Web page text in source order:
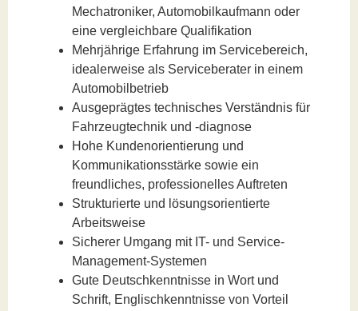
Mechatroniker, Automobilkaufmann oder
eine vergleichbare Qualifikation
Mehrjährige Erfahrung im Servicebereich,
idealerweise als Serviceberater in einem
Automobilbetrieb
Ausgeprägtes technisches Verständnis für
Fahrzeugtechnik und -diagnose
Hohe Kundenorientierung und
Kommunikationsstärke sowie ein
freundliches, professionelles Auftreten
Strukturierte und lösungsorientierte
Arbeitsweise
Sicherer Umgang mit IT- und Service-
Management-Systemen
Gute Deutschkenntnisse in Wort und
Schrift, Englischkenntnisse von Vorteil